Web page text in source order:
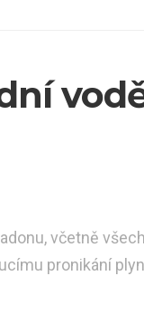
včetně
pronikání